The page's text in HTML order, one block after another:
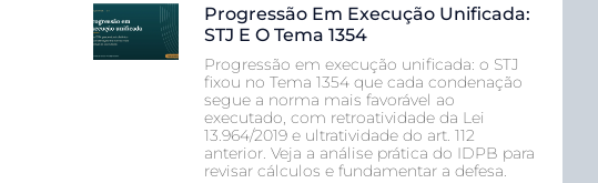
Progressão Em Execução Unificada:
STJ E O Tema 1354
Progressão em execução unificada: o STJ
fixou no Tema 1354 que cada condenação
segue a norma mais favorável ao
executado, com retroatividade da Lei
13.964/2019 e ultratividade do art. 112
anterior. Veja a análise prática do IDPB para
revisar cálculos e fundamentar a defesa.